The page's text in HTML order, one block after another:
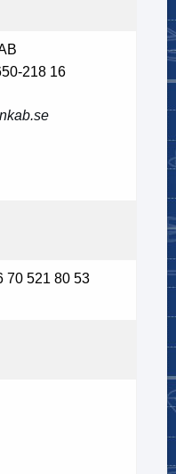
AB
218 16
70 521 80 53